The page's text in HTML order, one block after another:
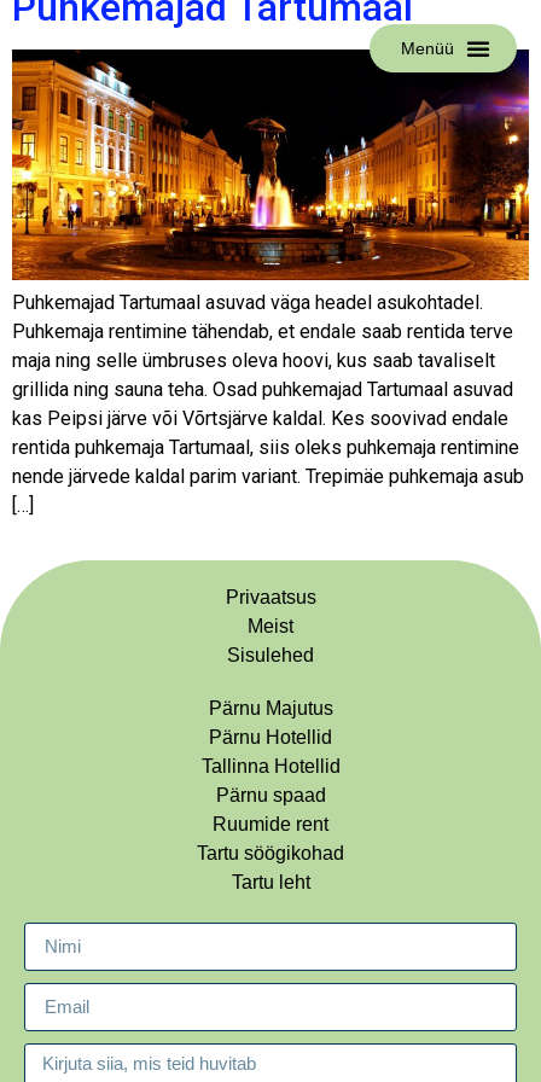
Menüü
Puhkemajad Tartumaal asuvad väga headel asukohtadel.
Puhkemaja rentimine tähendab, et endale saab rentida terve
maja ning selle ümbruses oleva hoovi, kus saab tavaliselt
grillida ning sauna teha. Osad puhkemajad Tartumaal asuvad
kas Peipsi järve või Võrtsjärve kaldal. Kes soovivad endale
rentida puhkemaja Tartumaal, siis oleks puhkemaja rentimine
nende järvede kaldal parim variant. Trepimäe puhkemaja asub
[…]
Privaatsus
Meist
Sisulehed
Pärnu Majutus
Pärnu Hotellid
Tallinna Hotellid
Pärnu spaad
Ruumide rent
Tartu söögikohad
Tartu leht